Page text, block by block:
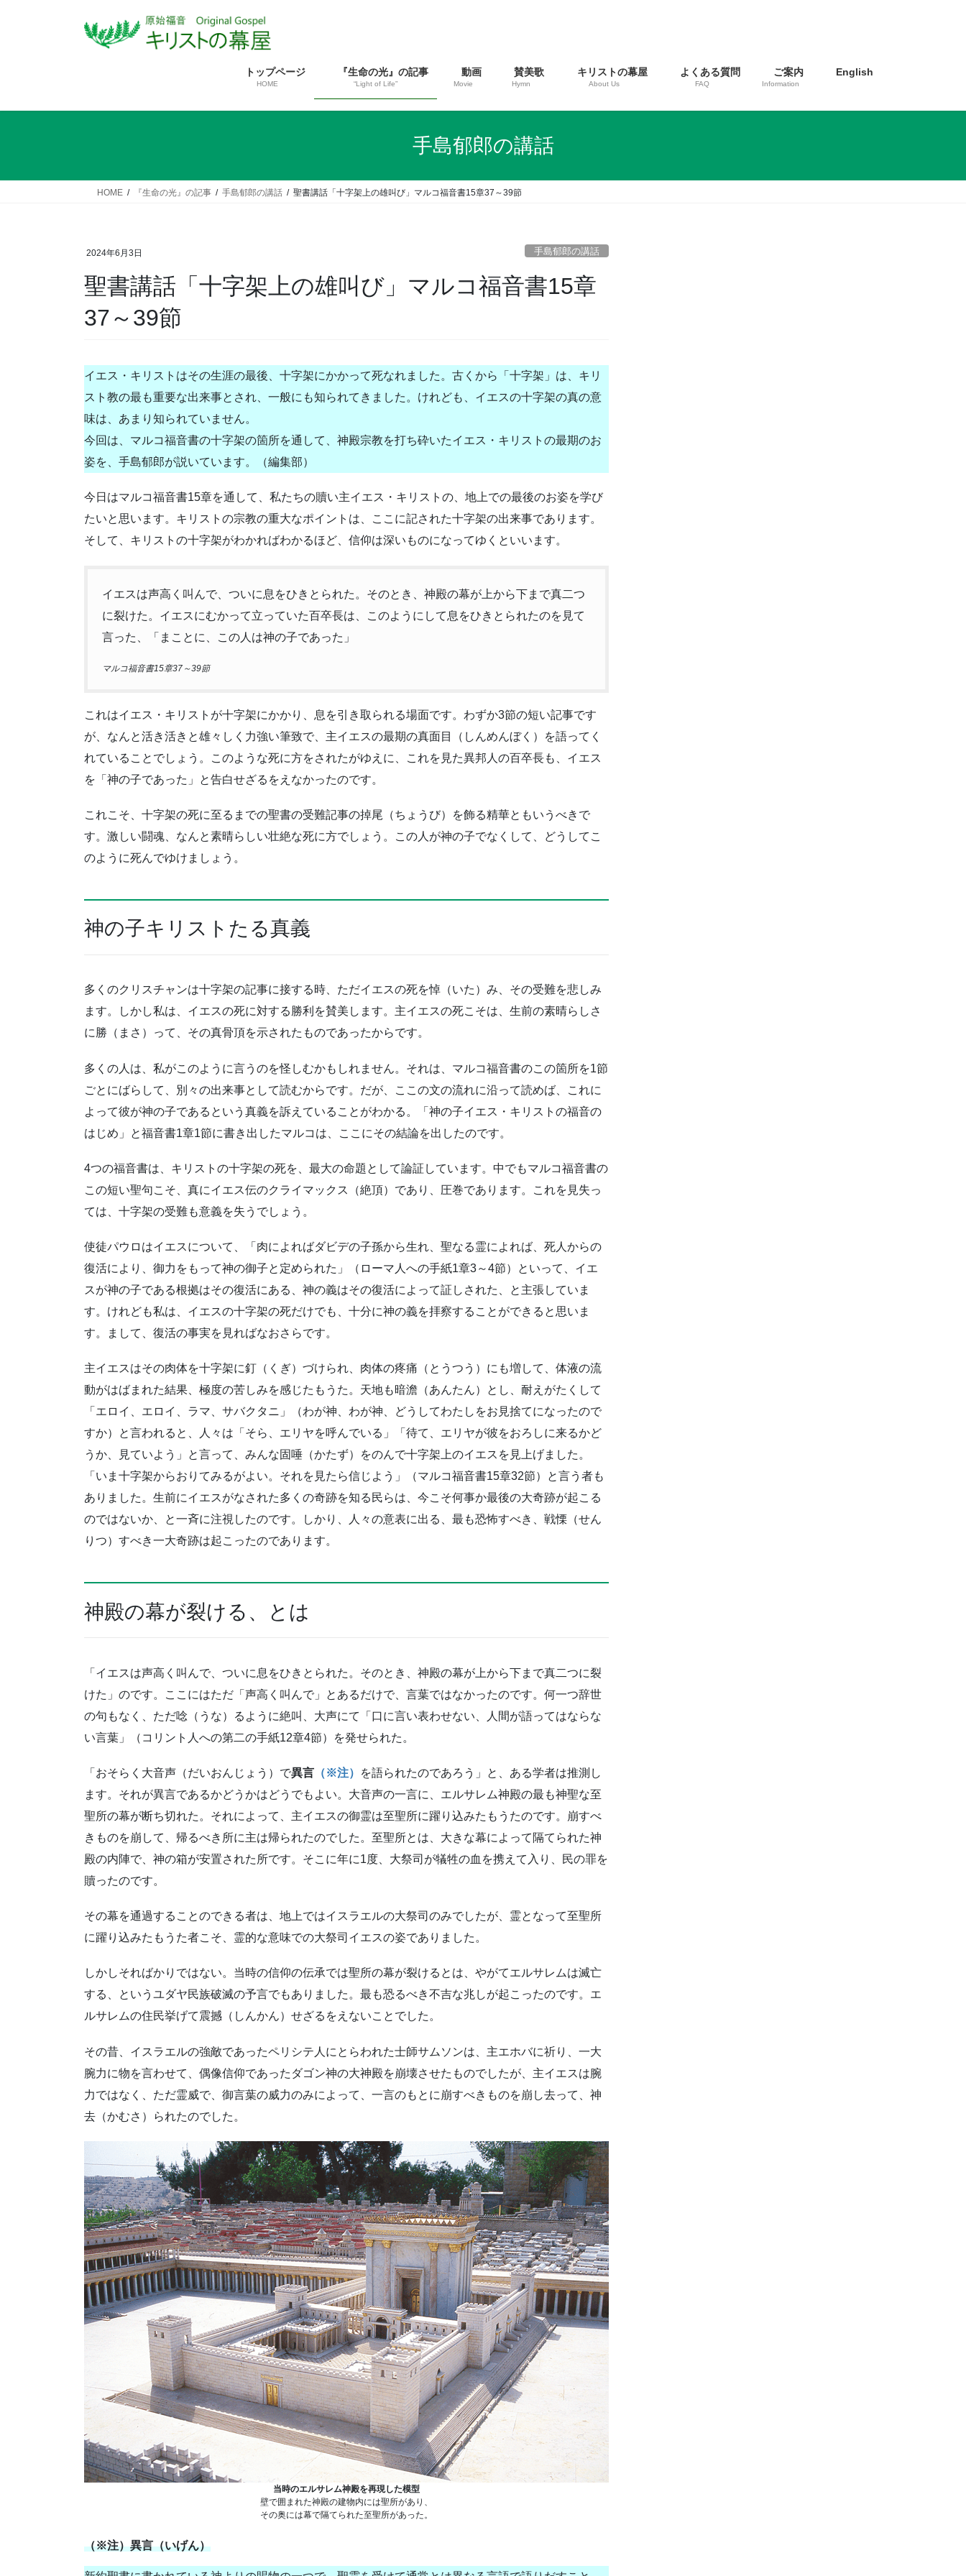
ス
ン
トップページ
HOME
『生命の光』の記事
“Light of Life”
動画
Movie
賛美歌
Hymn
キリストの幕屋
About Us
よくある質問
FAQ
ご案内
Information
English
手島郁郎の講話
HOME 『生命の光』の記事 手島郁郎の講話 聖書講話「十字架上の雄叫び」マルコ福音書15章37～39節
2024年6月3日 手島郁郎の講話
聖書講話「十字架上の雄叫び」マルコ福音書15章
37～39節
イエス・キリストはその生涯の最後、十字架にかかって死なれました。古くから「十字架」は、キリ
スト教の最も重要な出来事とされ、一般にも知られてきました。けれども、イエスの十字架の真の意
味は、あまり知られていません。
今回は、マルコ福音書の十字架の箇所を通して、神殿宗教を打ち砕いたイエス・キリストの最期のお
姿を、手島郁郎が説いています。（編集部）
今日はマルコ福音書15章を通して、私たちの贖い主イエス・キリストの、地上での最後のお姿を学び
たいと思います。キリストの宗教の重大なポイントは、ここに記された十字架の出来事であります。
そして、キリストの十字架がわかればわかるほど、信仰は深いものになってゆくといいます。
イエスは声高く叫んで、ついに息をひきとられた。そのとき、神殿の幕が上から下まで真二つ
に裂けた。イエスにむかって立っていた百卒長は、このようにして息をひきとられたのを見て
言った、「まことに、この人は神の子であった」
マルコ福音書15章37～39節
これはイエス・キリストが十字架にかかり、息を引き取られる場面です。わずか3節の短い記事です
が、なんと活き活きと雄々しく力強い筆致で、主イエスの最期の真面目（しんめんぼく）を語ってく
れていることでしょう。このような死に方をされたがゆえに、これを見た異邦人の百卒長も、イエス
を「神の子であった」と告白せざるをえなかったのです。
これこそ、十字架の死に至るまでの聖書の受難記事の掉尾（ちょうび）を飾る精華ともいうべきで
す。激しい闘魂、なんと素晴らしい壮絶な死に方でしょう。この人が神の子でなくして、どうしてこ
のように死んでゆけましょう。
神の子キリストたる真義
多くのクリスチャンは十字架の記事に接する時、ただイエスの死を悼（いた）み、その受難を悲しみ
ます。しかし私は、イエスの死に対する勝利を賛美します。主イエスの死こそは、生前の素晴らしさ
に勝（まさ）って、その真骨頂を示されたものであったからです。
多くの人は、私がこのように言うのを怪しむかもしれません。それは、マルコ福音書のこの箇所を1節
ごとにばらして、別々の出来事として読むからです。だが、ここの文の流れに沿って読めば、これに
よって彼が神の子であるという真義を訴えていることがわかる。「神の子イエス・キリストの福音の
はじめ」と福音書1章1節に書き出したマルコは、ここにその結論を出したのです。
4つの福音書は、キリストの十字架の死を、最大の命題として論証しています。中でもマルコ福音書の
この短い聖句こそ、真にイエス伝のクライマックス（絶頂）であり、圧巻であります。これを見失っ
ては、十字架の受難も意義を失うでしょう。
使徒パウロはイエスについて、「肉によればダビデの子孫から生れ、聖なる霊によれば、死人からの
復活により、御力をもって神の御子と定められた」（ローマ人への手紙1章3～4節）といって、イエ
スが神の子である根拠はその復活にある、神の義はその復活によって証しされた、と主張していま
す。けれども私は、イエスの十字架の死だけでも、十分に神の義を拝察することができると思いま
す。まして、復活の事実を見ればなおさらです。
主イエスはその肉体を十字架に釘（くぎ）づけられ、肉体の疼痛（とうつう）にも増して、体液の流
動がはばまれた結果、極度の苦しみを感じたもうた。天地も暗澹（あんたん）とし、耐えがたくして
「エロイ、エロイ、ラマ、サバクタニ」（わが神、わが神、どうしてわたしをお見捨てになったので
すか）と言われると、人々は「そら、エリヤを呼んでいる」「待て、エリヤが彼をおろしに来るかど
うか、見ていよう」と言って、みんな固唾（かたず）をのんで十字架上のイエスを見上げました。
「いま十字架からおりてみるがよい。それを見たら信じよう」（マルコ福音書15章32節）と言う者も
ありました。生前にイエスがなされた多くの奇跡を知る民らは、今こそ何事か最後の大奇跡が起こる
のではないか、と一斉に注視したのです。しかり、人々の意表に出る、最も恐怖すべき、戦慄（せん
りつ）すべき一大奇跡は起こったのであります。
神殿の幕が裂ける、とは
「イエスは声高く叫んで、ついに息をひきとられた。そのとき、神殿の幕が上から下まで真二つに裂
けた」のです。ここにはただ「声高く叫んで」とあるだけで、言葉ではなかったのです。何一つ辞世
の句もなく、ただ唸（うな）るように絶叫、大声にて「口に言い表わせない、人間が語ってはならな
い言葉」（コリント人への第二の手紙12章4節）を発せられた。
「おそらく大音声（だいおんじょう）で異言 （※注）
を語られたのであろう」と、ある学者は推測し
ます。それが異言であるかどうかはどうでもよい。大音声の一言に、エルサレム神殿の最も神聖な至
聖所の幕が断ち切れた。それによって、主イエスの御霊は至聖所に躍り込みたもうたのです。崩すべ
きものを崩して、帰るべき所に主は帰られたのでした。至聖所とは、大きな幕によって隔てられた神
殿の内陣で、神の箱が安置された所です。そこに年に1度、大祭司が犠牲の血を携えて入り、民の罪を
贖ったのです。
その幕を通過することのできる者は、地上ではイスラエルの大祭司のみでしたが、霊となって至聖所
に躍り込みたもうた者こそ、霊的な意味での大祭司イエスの姿でありました。
しかしそればかりではない。当時の信仰の伝承では聖所の幕が裂けるとは、やがてエルサレムは滅亡
する、というユダヤ民族破滅の予言でもありました。最も恐るべき不吉な兆しが起こったのです。エ
ルサレムの住民挙げて震撼（しんかん）せざるをえないことでした。
その昔、イスラエルの強敵であったペリシテ人にとらわれた士師サムソンは、主エホバに祈り、一大
腕力に物を言わせて、偶像信仰であったダゴン神の大神殿を崩壊させたものでしたが、主イエスは腕
力ではなく、ただ霊威で、御言葉の威力のみによって、一言のもとに崩すべきものを崩し去って、神
去（かむさ）られたのでした。
当時のエルサレム神殿を再現した模型
壁で囲まれた神殿の建物内には聖所があり、
その奥には幕で隔てられた至聖所があった。
（※注）異言（いげん）